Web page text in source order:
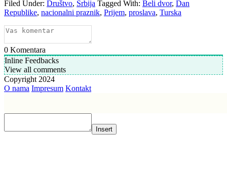
Filed Under: Društvo, Srbija Tagged With: Beli dvor, Dan
Republike, nacionalni praznik, Prijem, proslava, Turska
0 Komentara
Inline Feedbacks
View all comments
Copyright 2024
O nama Impresum Kontakt
Insert